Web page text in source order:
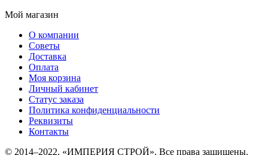
Мой магазин
О компании
Советы
Доставка
Оплата
Моя корзина
Личный кабинет
Статус заказа
Политика конфиденциальности
Реквизиты
Контакты
© 2014–2022, «ИМПЕРИЯ СТРОЙ». Все права защищены.